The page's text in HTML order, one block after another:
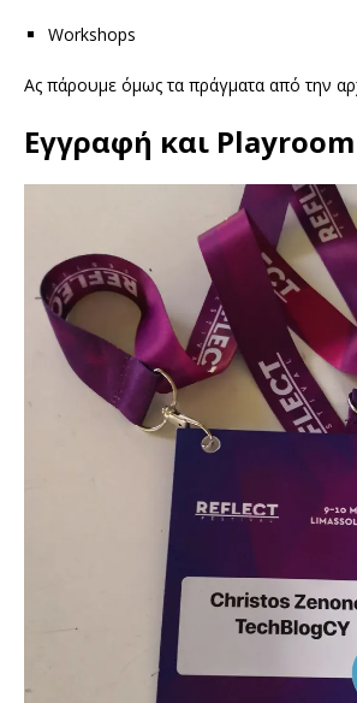
Workshops
Ας πάρουμε όμως τα πράγματα από την
Εγγραφή και Playroom